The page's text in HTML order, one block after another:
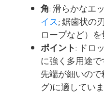
角: 滑らかなエ
イス; 鋸歯状の
ロープなど）を
ポイント: ドロ
に強く多用途
先端が細いの
グ)に適していま